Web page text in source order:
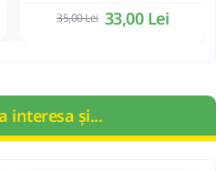
33,00 Lei
35,00 Lei
interesa și...